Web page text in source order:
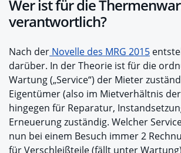
Wer ist für die
verantwortlich?
Nach der Novelle des MRG 2015
darüber. In der Theorie ist für die
Wartung („Service“) der Mieter
Eigentümer (also im Mietverhältnis
hingegen für Reparatur,
Erneuerung zuständig. Welcher
nun bei einem Besuch immer 2
für Verschleißteile (fällt unter